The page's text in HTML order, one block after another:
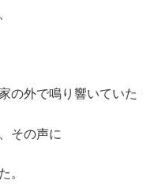
の外で鳴り響いていた
その声に
。